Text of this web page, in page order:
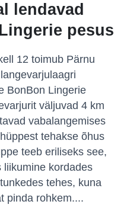
lendavad
pesus
12 toimub Pärnu
BonBon Lingerie
väljuvad 4 km
vabalangemises
tehakse õhus
teeb eriliseks see,
liikumine kordades
tehes, kuna
pinda rohkem....